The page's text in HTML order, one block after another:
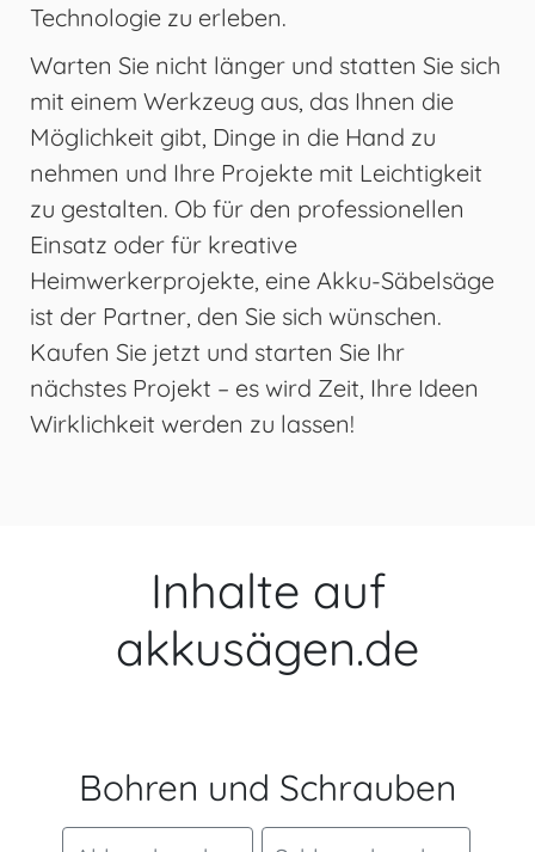
Technologie zu erleben.
Warten Sie nicht länger und statten Sie sich
mit einem Werkzeug aus, das Ihnen die
Möglichkeit gibt, Dinge in die Hand zu
nehmen und Ihre Projekte mit Leichtigkeit
zu gestalten. Ob für den professionellen
Einsatz oder für kreative
Heimwerkerprojekte, eine Akku-Säbelsäge
ist der Partner, den Sie sich wünschen.
Kaufen Sie jetzt und starten Sie Ihr
nächstes Projekt – es wird Zeit, Ihre Ideen
Wirklichkeit werden zu lassen!
Inhalte auf
akkusägen.de
Bohren und Schrauben